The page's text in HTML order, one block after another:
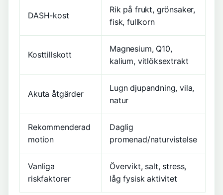
DASH-kost
Rik på frukt, grönsaker,
fisk, fullkorn
Kosttillskott
Magnesium, Q10,
kalium, vitlöksextrakt
Akuta åtgärder
Lugn djupandning, vila,
natur
Rekommenderad
motion
Daglig
promenad/naturvistelse
Vanliga
riskfaktorer
Övervikt, salt, stress,
låg fysisk aktivitet